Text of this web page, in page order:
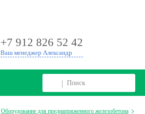
+7 912 826 52 42
Ваш менеджер Александр
Оборудование для преднапряженного железобетона